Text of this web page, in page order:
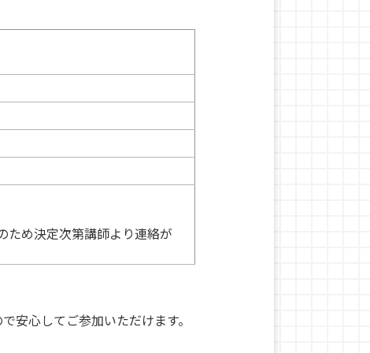
ため決定次第講師より連絡が
安心してご参加いただけます。